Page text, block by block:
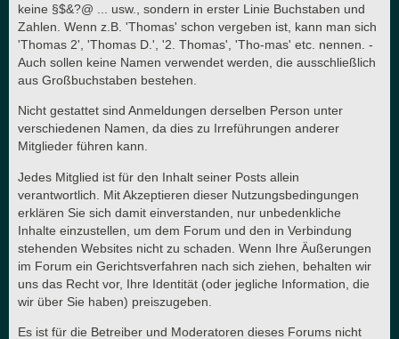
keine §$&?@ ... usw., sondern in erster Linie Buchstaben und
Zahlen. Wenn z.B. 'Thomas' schon vergeben ist, kann man sich
'Thomas 2', 'Thomas D.', '2. Thomas', 'Tho-mas' etc. nennen. -
Auch sollen keine Namen verwendet werden, die ausschließlich
aus Großbuchstaben bestehen.
Nicht gestattet sind Anmeldungen derselben Person unter
verschiedenen Namen, da dies zu Irreführungen anderer
Mitglieder führen kann.
Jedes Mitglied ist für den Inhalt seiner Posts allein
verantwortlich. Mit Akzeptieren dieser Nutzungsbedingungen
erklären Sie sich damit einverstanden, nur unbedenkliche
Inhalte einzustellen, um dem Forum und den in Verbindung
stehenden Websites nicht zu schaden. Wenn Ihre Äußerungen
im Forum ein Gerichtsverfahren nach sich ziehen, behalten wir
uns das Recht vor, Ihre Identität (oder jegliche Information, die
wir über Sie haben) preiszugeben.
Es ist für die Betreiber und Moderatoren dieses Forums nicht